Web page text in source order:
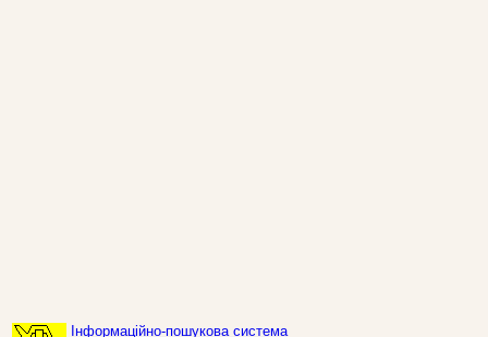
Інформаційно-пошукова система